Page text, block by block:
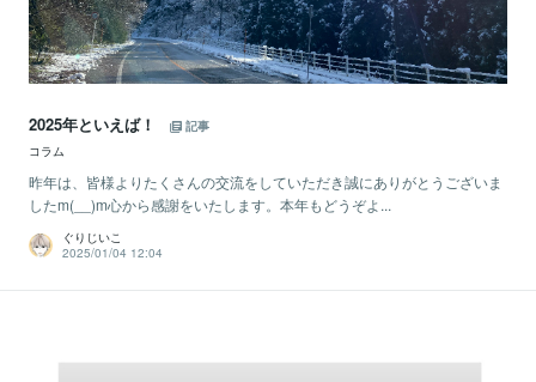
2025年といえば！
記事
コラム
昨年は、皆様よりたくさんの交流をしていただき誠にありがとうございま
したm(__)m心から感謝をいたします。本年もどうぞよ...
ぐりじいこ
2025/01/04 12:04